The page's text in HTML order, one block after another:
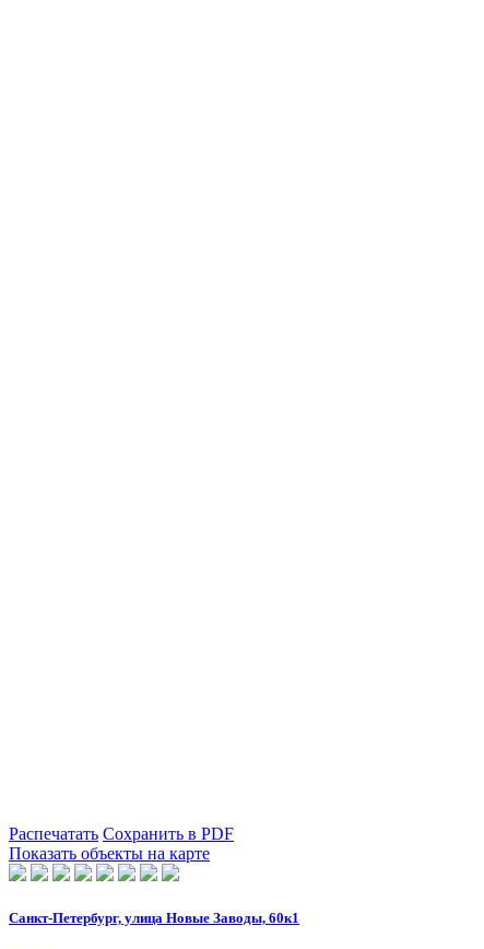
Распечатать Сохранить в PDF
Показать объекты на карте
Санкт-Петербург, улица Новые Заводы, 60к1